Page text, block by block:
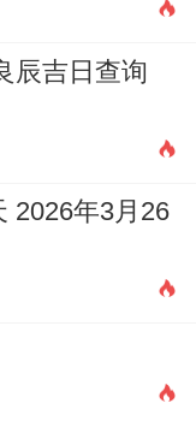
辰吉日查询
2026年3月26